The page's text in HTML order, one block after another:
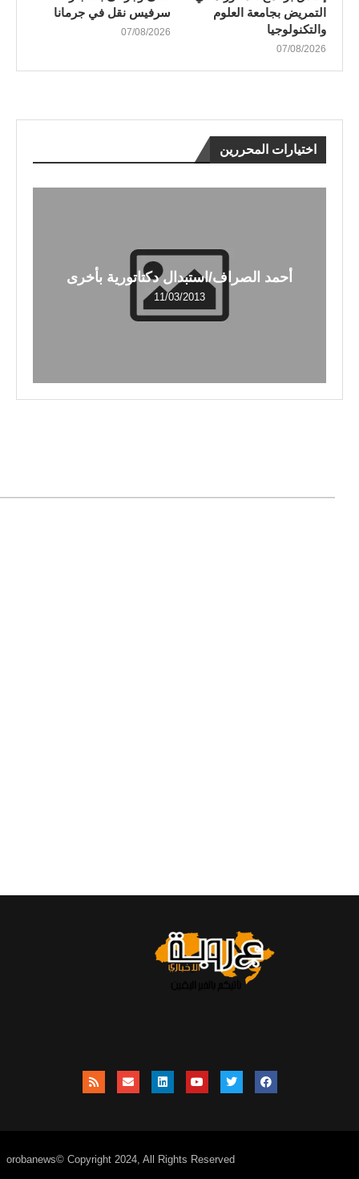
التمريض بجامعة العلوم
والتكنولوجيا
07/08/2026
سرفيس نقل في جرمانا
07/08/2026
اختيارات المحررين
أحمد الصراف/استبدال دكتاتورية بأخرى
11/03/2013
orobanews© Copyright 2024, All Rights Reserved